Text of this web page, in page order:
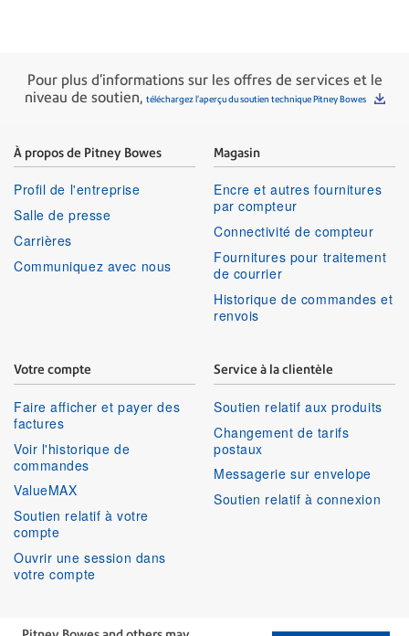
Pour plus d'informations sur les offres de services et le
niveau de soutien, téléchargez l'aperçu du soutien technique Pitney Bowes
À propos de Pitney Bowes
Profil de l'entreprise
Salle de presse
Carrières
Communiquez avec nous
Magasin
Encre et autres fournitures
par compteur
Connectivité de compteur
Fournitures pour traitement
de courrier
Historique de commandes et
renvois
Votre compte
Faire afficher et payer des
factures
Voir l'historique de
commandes
ValueMAX
Soutien relatif à votre
compte
Ouvrir une session dans
votre compte
Service à la clientèle
Soutien relatif aux produits
Changement de tarifs
postaux
Messagerie sur envelope
Soutien relatif à connexion
Services aux entreprises Suivez-nous